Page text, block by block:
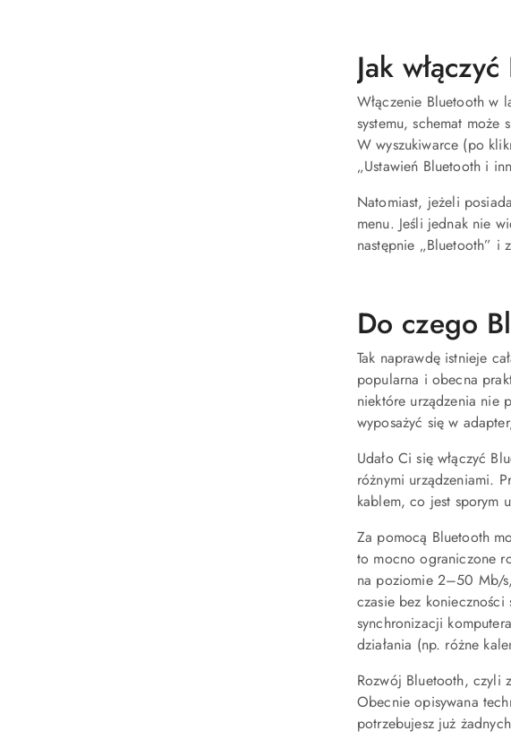
Jak
Włączenie Bluetooth w
systemu, schemat
W wyszukiwarce (po
„Ustawień Bluetooth i
Natomiast, jeżeli
menu. Jeśli jednak nie
następnie „Bluetooth” i
Do czego
Tak naprawdę istnieje
popularna i obecna
niektóre urządzenia nie
wyposażyć się w
Udało Ci się włączyć
różnymi urządzeniami.
kablem, co jest sporym
Za pomocą Bluetooth
to mocno ograniczone
na poziomie 2–50 Mb/
czasie bez
synchronizacji
działania (np. różne
Rozwój Bluetooth, czyli
Obecnie opisywana
potrzebujesz już